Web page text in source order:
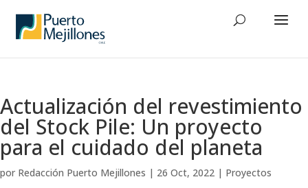
Actualización del revestimiento
del Stock Pile: Un proyecto
para el cuidado del planeta
por Redacción Puerto Mejillones | 26 Oct, 2022 | Proyectos